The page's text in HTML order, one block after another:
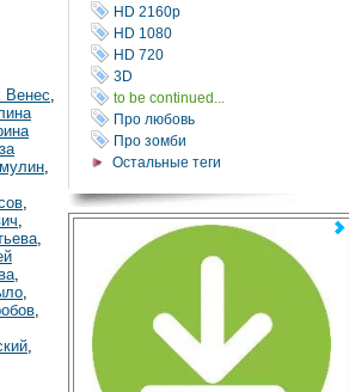
HD 2160р
HD 1080
HD 720
3D
to be continued...
Про любовь
Про зомби
Остальные теги
Венес